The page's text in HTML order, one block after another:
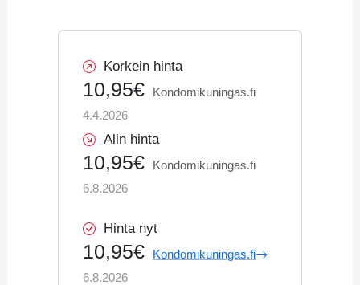
Korkein hinta
10,95€
Kondomikuningas.fi
4.4.2026
Alin hinta
10,95€
Kondomikuningas.fi
6.8.2026
Hinta nyt
10,95€
Kondomikuningas.fi
6.8.2026